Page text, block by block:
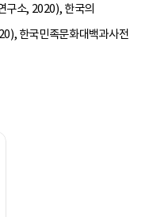
구소, 2020), 한국의
한국민족문화대백과사전